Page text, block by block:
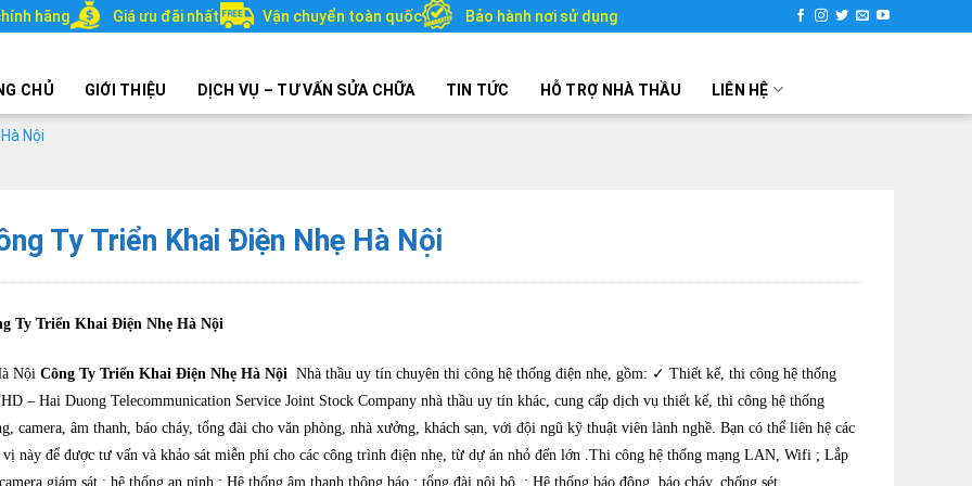
hãng Giá ưu đãi nhất Vận chuyển toàn quốc Bảo hành nơi sử dụng
CHỦ GIỚI THIỆU DỊCH VỤ – TƯ VẤN SỬA CHỮA TIN TỨC HỖ TRỢ NHÀ THẦU LIÊN HỆ
Nội
Ty Triển Khai Điện Nhẹ Hà Nội
Ty Triển Khai Điện Nhẹ Hà Nội
Nội Công Ty Triển Khai Điện Nhẹ Hà Nội Nhà thầu uy tín chuyên thi công hệ thống điện nhẹ, gồm: ✓ Thiết kế, thi công hệ thống
– Hai Duong Telecommunication Service Joint Stock Company nhà thầu uy tín khác, cung cấp dịch vụ thiết kế, thi công hệ thống
camera, âm thanh, báo cháy, tổng đài cho văn phòng, nhà xưởng, khách sạn, với đội ngũ kỹ thuật viên lành nghề. Bạn có thể liên hệ các
vị này để được tư vấn và khảo sát miễn phí cho các công trình điện nhẹ, từ dự án nhỏ đến lớn .Thi công hệ thống mạng LAN, Wifi ; Lắp
giám sát ; hệ thống an ninh ; Hệ thống âm thanh thông báo ; tổng đài nội bộ. ; Hệ thống báo động, báo cháy, chống sét.